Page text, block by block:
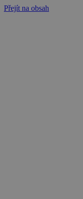
Přejít na obsah